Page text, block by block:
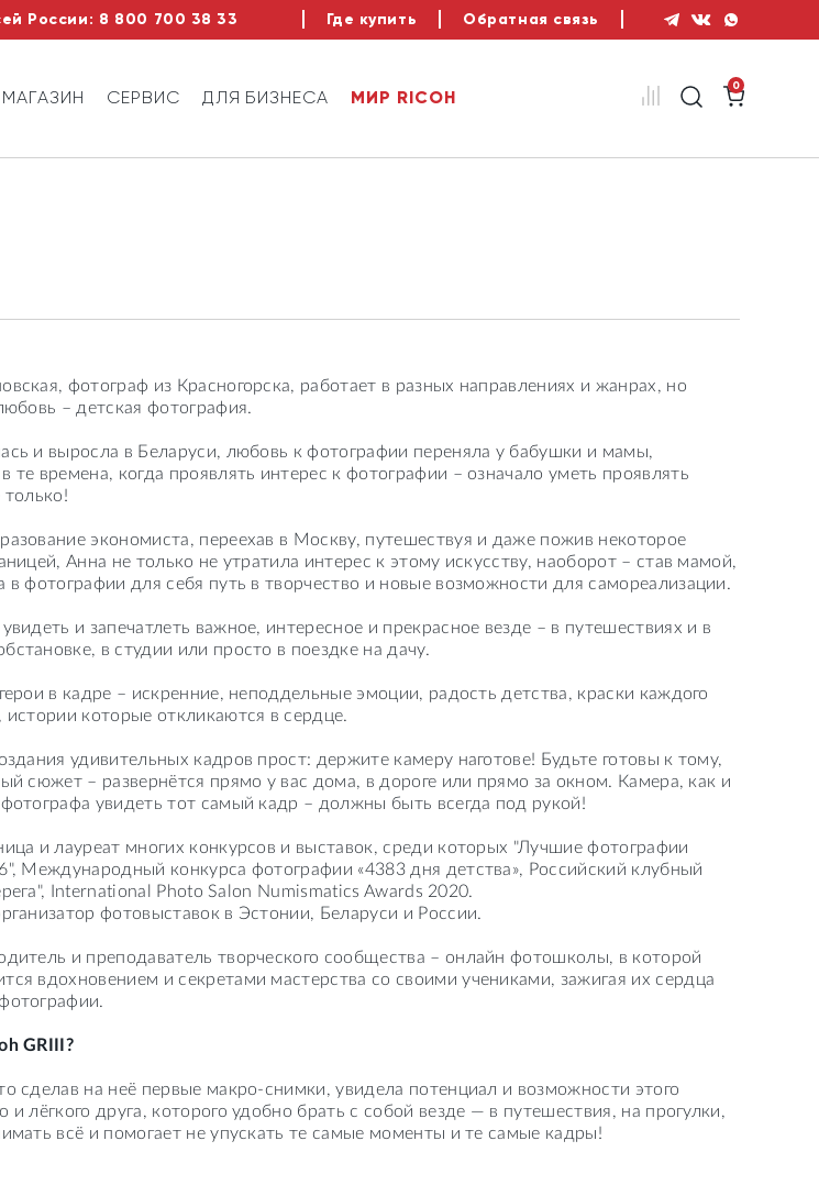
России: 8 800 700 38 33 Где купить Обратная связь
МАГАЗИН СЕРВИС ДЛЯ БИЗНЕСА МИР RICOH
0
фотограф из Красногорска, работает в разных направлениях и жанрах, но
– детская фотография.
и выросла в Беларуси, любовь к фотографии переняла у бабушки и мамы,
те времена, когда проявлять интерес к фотографии – означало уметь проявлять
только!
экономиста, переехав в Москву, путешествуя и даже пожив некоторое
Анна не только не утратила интерес к этому искусству, наоборот – став мамой,
в фотографии для себя путь в творчество и новые возможности для самореализации.
и запечатлеть важное, интересное и прекрасное везде – в путешествиях и в
в студии или просто в поездке на дачу.
в кадре – искренние, неподдельные эмоции, радость детства, краски каждого
истории которые откликаются в сердце.
удивительных кадров прост: держите камеру наготове! Будьте готовы к тому,
сюжет – развернётся прямо у вас дома, в дороге или прямо за окном. Камера, как и
фотографа увидеть тот самый кадр – должны быть всегда под рукой!
и лауреат многих конкурсов и выставок, среди которых "Лучшие фотографии
Международный конкурса фотографии «4383 дня детства», Российский клубный
International Photo Salon Numismatics Awards 2020.
фотовыставок в Эстонии, Беларуси и России.
и преподаватель творческого сообщества – онлайн фотошколы, в которой
вдохновением и секретами мастерства со своими учениками, зажигая их сердца
GRIII?
сделав на неё первые макро-снимки, увидела потенциал и возможности этого
и лёгкого друга, которого удобно брать с собой везде — в путешествия, на прогулки,
всё и помогает не упускать те самые моменты и те самые кадры!